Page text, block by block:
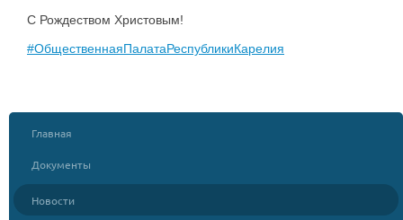
С Рождеством Христовым!
#ОбщественнаяПалатаРеспубликиКарелия
Главная
Документы
Новости